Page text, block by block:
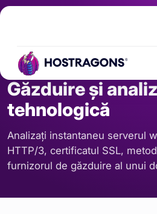
Găzduire și
tehnologică
Analizați instantaneu serverul
HTTP/3, certificatul SSL,
furnizorul de găzduire al unui